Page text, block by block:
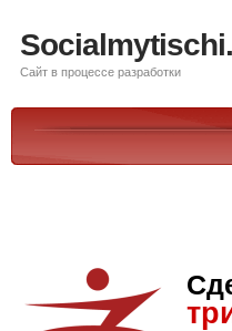
Сайт в процессе разработки